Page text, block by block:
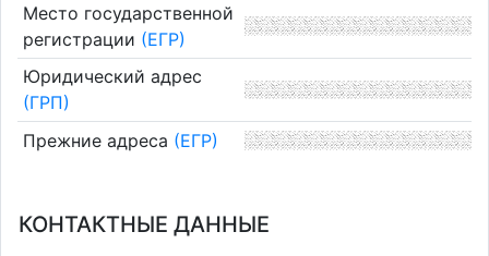
Место государственной
регистрации (ЕГР)
Юридический адрес
(ГРП)
Прежние адреса (ЕГР)
КОНТАКТНЫЕ ДАННЫЕ